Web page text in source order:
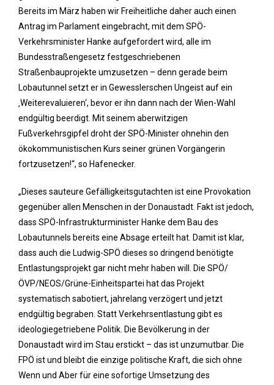
Bereits im März haben wir Freiheitliche daher auch einen
Antrag im Parlament eingebracht, mit dem SPÖ-
Verkehrsminister Hanke aufgefordert wird, alle im
Bundesstraßengesetz festgeschriebenen
Straßenbauprojekte umzusetzen – denn gerade beim
Lobautunnel setzt er in Gewesslerschen Ungeist auf ein
‚Weiterevaluieren‘, bevor er ihn dann nach der Wien-Wahl
endgültig beerdigt. Mit seinem aberwitzigen
Fußverkehrsgipfel droht der SPÖ-Minister ohnehin den
ökokommunistischen Kurs seiner grünen Vorgängerin
fortzusetzen!“, so Hafenecker.
„Dieses sauteure Gefälligkeitsgutachten ist eine Provokation
gegenüber allen Menschen in der Donaustadt. Fakt ist jedoch,
dass SPÖ-Infrastrukturminister Hanke dem Bau des
Lobautunnels bereits eine Absage erteilt hat. Damit ist klar,
dass auch die Ludwig-SPÖ dieses so dringend benötigte
Entlastungsprojekt gar nicht mehr haben will. Die SPÖ/
ÖVP/NEOS/Grüne-Einheitspartei hat das Projekt
systematisch sabotiert, jahrelang verzögert und jetzt
endgültig begraben. Statt Verkehrsentlastung gibt es
ideologiegetriebene Politik. Die Bevölkerung in der
Donaustadt wird im Stau erstickt – das ist unzumutbar. Die
FPÖ ist und bleibt die einzige politische Kraft, die sich ohne
Wenn und Aber für eine sofortige Umsetzung des